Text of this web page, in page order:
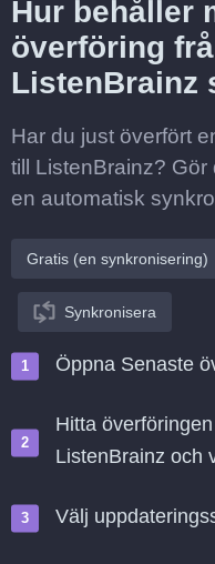
Hur behåller
överföring
ListenBrainz
Har du just överfört
till ListenBrainz? Gör
en automatisk
Gratis (en synkronisering)
Synkronisera
Öppna Senaste
Hitta
ListenBrainz och
Välj